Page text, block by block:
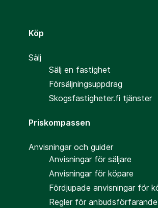
Köp
Sälj
Sälj en fastighet
Försäljningsuppdrag
Skogsfastigheter.fi tjänster
Priskompassen
Anvisningar och guider
Anvisningar för säljare
Anvisningar för köpare
Fördjupade anvisningar för
Regler för anbudsförfarande